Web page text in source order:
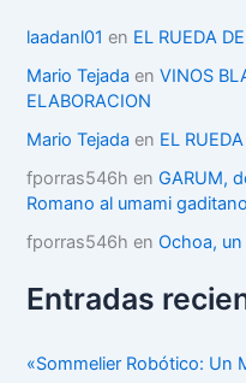
r
a
s
laadanl01 en EL RUEDA
Mario Tejada enVINOS
ELABORACION
Mario Tejada en EL
fporras546h en GARUM,
Romano al umami gaditano
fporras546h en Ochoa,
Entradas
«Sommelier Robótico: Un